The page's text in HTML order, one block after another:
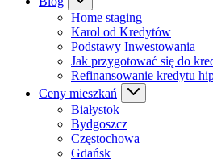
Home staging
Karol od Kredytów
Podstawy Inwestowania
Jak przygotować się do
Refinansowanie kredytu
Ceny mieszkań
Białystok
Bydgoszcz
Częstochowa
Gdańsk